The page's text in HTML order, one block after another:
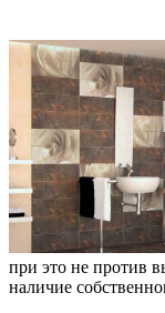
при это не против
наличие